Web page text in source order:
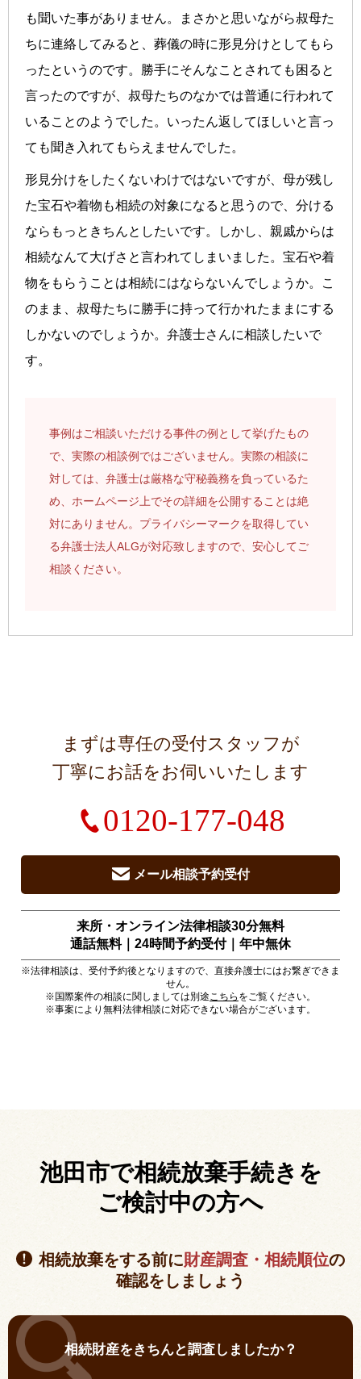
も聞いた事がありません。まさかと思いながら叔母た
ちに連絡してみると、葬儀の時に形見分けとしてもら
ったというのです。勝手にそんなことされても困ると
言ったのですが、叔母たちのなかでは普通に行われて
いることのようでした。いったん返してほしいと言っ
ても聞き入れてもらえませんでした。
形見分けをしたくないわけではないですが、母が残し
た宝石や着物も相続の対象になると思うので、分ける
ならもっときちんとしたいです。しかし、親戚からは
相続なんて大げさと言われてしまいました。宝石や着
物をもらうことは相続にはならないんでしょうか。こ
のまま、叔母たちに勝手に持って行かれたままにする
しかないのでしょうか。弁護士さんに相談したいで
す。
事例はご相談いただける事件の例として挙げたもの
で、実際の相談例ではございません。実際の相談に
対しては、弁護士は厳格な守秘義務を負っているた
め、ホームページ上でその詳細を公開することは絶
対にありません。プライバシーマークを取得してい
る弁護士法人ALGが対応致しますので、安心してご
相談ください。
まずは専任の受付スタッフが
丁寧にお話をお伺いいたします
0120-177-048
メール相談予約受付
来所・オンライン法律相談30分無料
通話無料｜24時間予約受付｜ 年中無休
※法律相談は、受付予約後となりますので、直接弁護士にはお繋ぎできま
せん。
※国際案件の相談に関しましては別途こちら をご覧ください。
※事案により無料法律相談に対応できない場合がございます。
池田市で相続放棄手続きを
ご検討中の方へ
相続放棄をする前に財産調査・相続順位の
確認をしましょう
相続財産をきちんと調査しましたか？